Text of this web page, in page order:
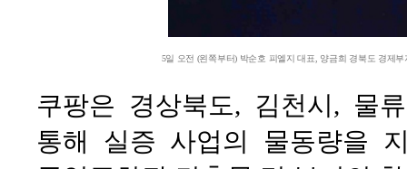
5일 오전 (왼쪽부터) 박순호 피엘지 대표, 양금희 경북도 경제
쿠팡은 경상북도, 김천시, 물
통해 실증 사업의 물동량을